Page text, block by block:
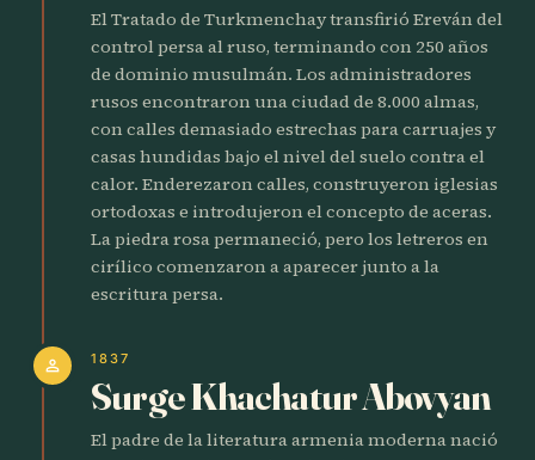
El Tratado de Turkmenchay transfirió Ereván del
control persa al ruso, terminando con 250 años
de dominio musulmán. Los administradores
rusos encontraron una ciudad de 8.000 almas,
con calles demasiado estrechas para carruajes y
casas hundidas bajo el nivel del suelo contra el
calor. Enderezaron calles, construyeron iglesias
ortodoxas e introdujeron el concepto de aceras.
La piedra rosa permaneció, pero los letreros en
cirílico comenzaron a aparecer junto a la
escritura persa.
person 1837
Surge Khachatur Abovyan
El padre de la literatura armenia moderna nació